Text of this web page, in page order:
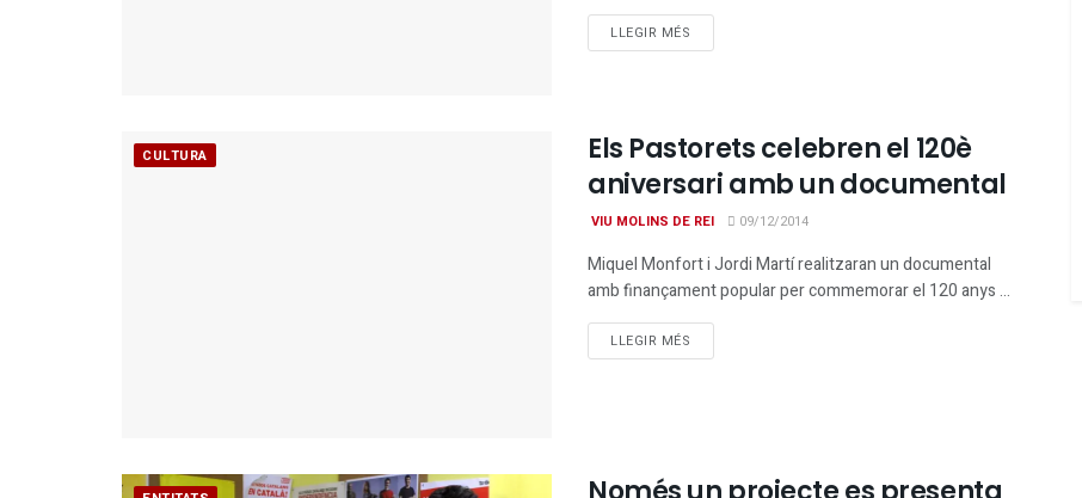
LLEGIR MÉS
CULTURA
Els Pastorets celebren el 120è
aniversari amb un documental
VIU MOLINS DE REI 09/12/2014
Miquel Monfort i Jordi Martí realitzaran un documental
amb finançament popular per commemorar el 120 anys ...
LLEGIR MÉS